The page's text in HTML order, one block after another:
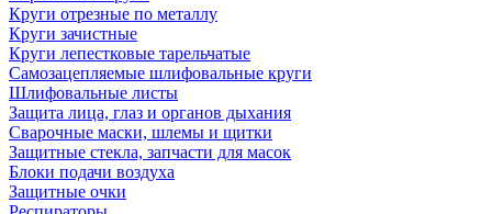
Круги отрезные по металлу
Круги зачистные
Круги лепестковые тарельчатые
Самозацепляемые шлифовальные круги
Шлифовальные листы
Защита лица, глаз и органов дыхания
Сварочные маски, шлемы и щитки
Защитные стекла, запчасти для масок
Блоки подачи воздуха
Защитные очки